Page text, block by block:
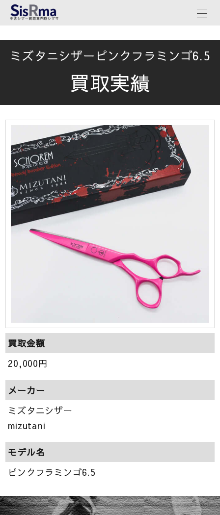
ミズタニシザーピンクフラミンゴ6.5
買取実績
買取金額
20,000円
メーカー
ミズタニシザー
mizutani
モデル名
ピンクフラミンゴ6.5